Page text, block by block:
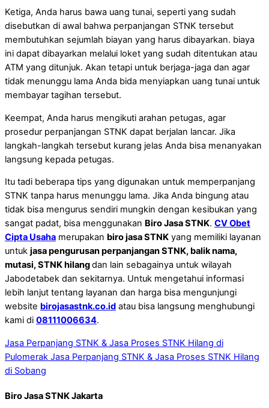
Ketiga, Anda harus bawa uang tunai, seperti yang sudah
disebutkan di awal bahwa perpanjangan STNK tersebut
membutuhkan sejumlah biayan yang harus dibayarkan. biaya
ini dapat dibayarkan melalui loket yang sudah ditentukan atau
ATM yang ditunjuk. Akan tetapi untuk berjaga-jaga dan agar
tidak menunggu lama Anda bida menyiapkan uang tunai untuk
membayar tagihan tersebut.
Keempat, Anda harus mengikuti arahan petugas, agar
prosedur perpanjangan STNK dapat berjalan lancar. Jika
langkah-langkah tersebut kurang jelas Anda bisa menanyakan
langsung kepada petugas.
Itu tadi beberapa tips yang digunakan untuk memperpanjang
STNK tanpa harus menunggu lama. Jika Anda bingung atau
tidak bisa mengurus sendiri mungkin dengan kesibukan yang
sangat padat, bisa menggunakan Biro Jasa STNK. CV Obet
Cipta Usaha merupakan biro jasa STNK yang memiliki layanan
untuk jasa pengurusan perpanjangan STNK, balik nama,
mutasi, STNK hilangdan lain sebagainya untuk wilayah
Jabodetabek dan sekitarnya. Untuk mengetahui informasi
lebih lanjut tentang layanan dan harga bisa mengunjungi
website birojasastnk.co.id atau bisa langsung menghubungi
kami di 08111006634.
Jasa Perpanjang STNK & Jasa Proses STNK Hilang di
Pulomerak Jasa Perpanjang STNK & Jasa Proses STNK Hilang
di Sobang
Biro Jasa STNK Jakarta